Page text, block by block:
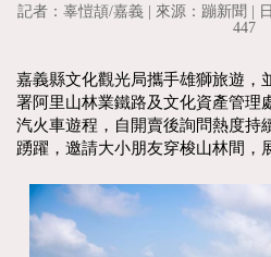
記者：辜愷頡/嘉義 | 來源：蹦新聞 |
447
嘉義縣文化觀光局攜手雄獅旅遊，
署阿里山林業鐵路及文化資產管理
汽火車遊程，自開賣後詢問熱度持
踴躍，邀請大小朋友穿梭山林間，